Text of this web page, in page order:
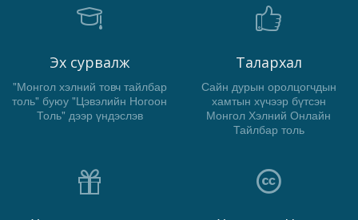
Эх сурвалж
"Монгол хэлний товч тайлбар
толь" буюу "Цэвэлийн Ногоон
Толь" дээр үндэслэв
Талархал
Сайн дурын оролцогчдын
хамтын хүчээр бүтсэн
Монгол Хэлний Онлайн
Тайлбар толь